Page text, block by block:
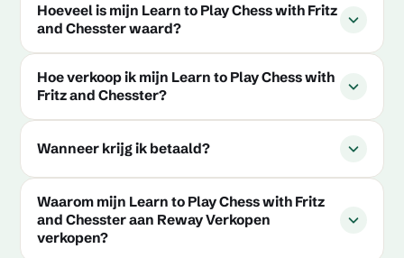
Hoeveel is mijn Learn to Play Chess with Fritz
and Chesster waard?
Hoe verkoop ik mijn Learn to Play Chess with
Fritz and Chesster?
Wanneer krijg ik betaald?
Waarom mijn Learn to Play Chess with Fritz
and Chesster aan Reway Verkopen
verkopen?